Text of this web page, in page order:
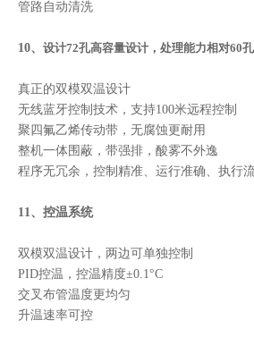
管路自动清洗
10、 设计72孔高容量设计，处理能力相对60
真正的双模双温设计
无线蓝牙控制技术，支持100米远程控制
聚四氟乙烯传动带，无腐蚀更耐用
整机一体围蔽，带强排，酸雾不外逸
程序无冗余，控制精准、运行准确、执行
11、控温系统
双模双温设计，两边可单独控制
PID控温，控温精度±0.1°C
交叉布管温度更均匀
升温速率可控